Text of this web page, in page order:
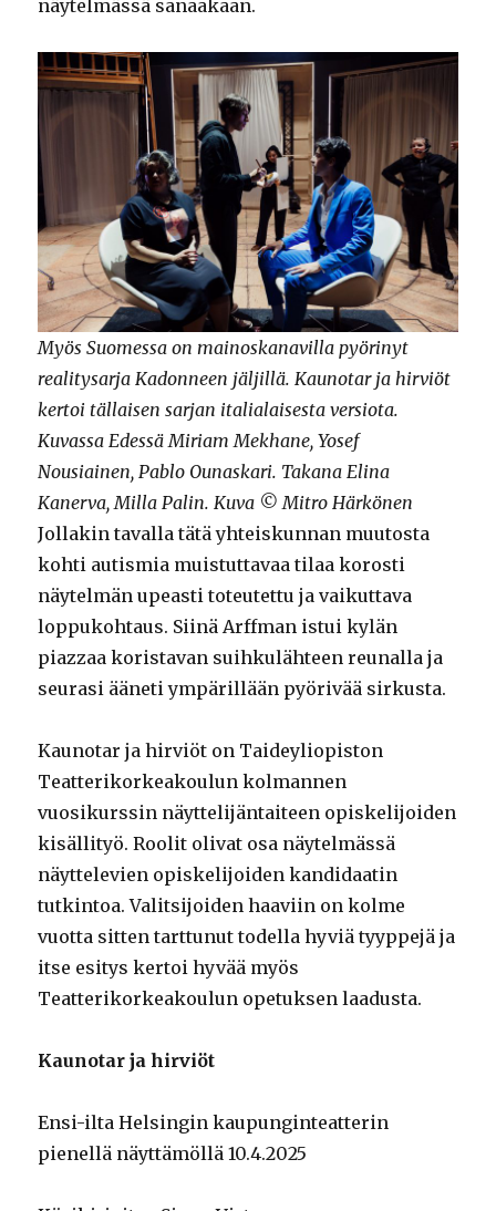
näytelmässä sanaakaan.
Myös Suomessa on mainoskanavilla pyörinyt
realitysarja Kadonneen jäljillä. Kaunotar ja hirviöt
kertoi tällaisen sarjan italialaisesta versiota.
Kuvassa Edessä Miriam Mekhane, Yosef
Nousiainen, Pablo Ounaskari. Takana Elina
Kanerva, Milla Palin. Kuva © Mitro Härkönen
Jollakin tavalla tätä yhteiskunnan muutosta
kohti autismia muistuttavaa tilaa korosti
näytelmän upeasti toteutettu ja vaikuttava
loppukohtaus. Siinä Arffman istui kylän
piazzaa koristavan suihkulähteen reunalla ja
seurasi ääneti ympärillään pyörivää sirkusta.
Kaunotar ja hirviöt on Taideyliopiston
Teatterikorkeakoulun kolmannen
vuosikurssin näyttelijäntaiteen opiskelijoiden
kisällityö. Roolit olivat osa näytelmässä
näyttelevien opiskelijoiden kandidaatin
tutkintoa. Valitsijoiden haaviin on kolme
vuotta sitten tarttunut todella hyviä tyyppejä ja
itse esitys kertoi hyvää myös
Teatterikorkeakoulun opetuksen laadusta.
Kaunotar ja hirviöt
Ensi-ilta Helsingin kaupunginteatterin
pienellä näyttämöllä 10.4.2025